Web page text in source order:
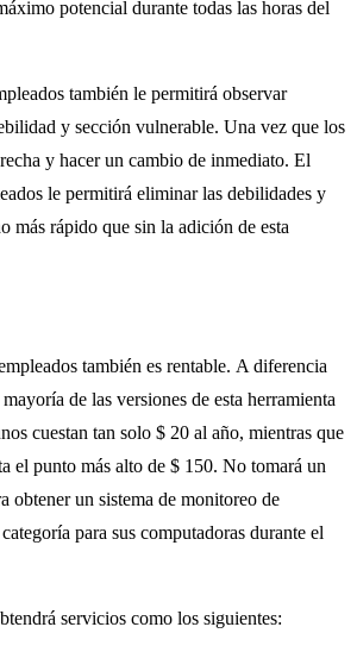
potencial durante todas las horas del
también le permitirá observar
y sección vulnerable. Una vez que los
y hacer un cambio de inmediato. El
le permitirá eliminar las debilidades y
más rápido que sin la adición de esta
también es rentable. A diferencia
de las versiones de esta herramienta
cuestan tan solo $ 20 al año, mientras que
el punto más alto de $ 150. No tomará un
obtener un sistema de monitoreo de
para sus computadoras durante el
servicios como los siguientes: